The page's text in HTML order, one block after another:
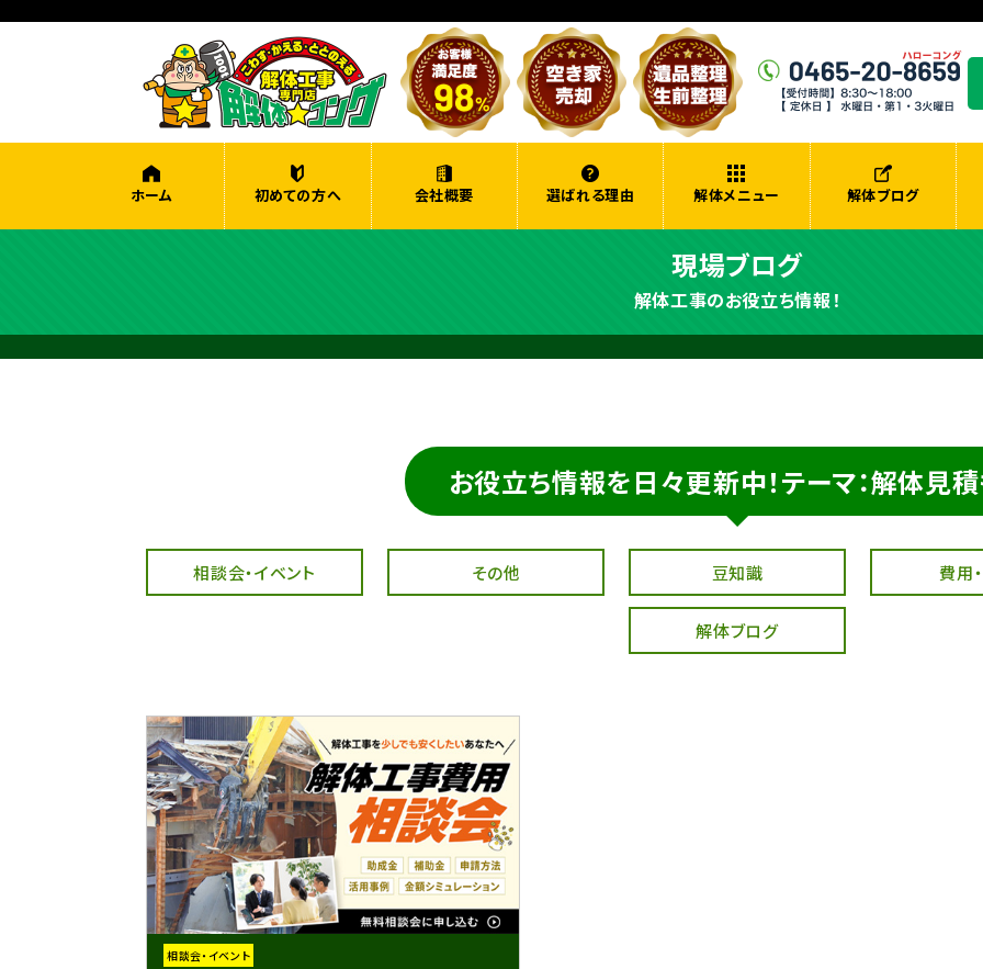
ホーム 初めての方へ 会社概要 選ばれる理由 解体メニュー 解体ブログ
現場ブログ
解体工事のお役立ち情報！
お役立ち情報を日々更新中！テーマ：解体見
相談会・イベント その他 豆知識 費用
解体ブログ
相談会・イベント